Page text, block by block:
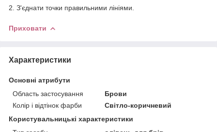
2. З'єднати точки правильними лініями.
Приховати
Характеристики
Основні атрибути
Область застосування
Брови
Колір і відтінок фарби
Світло-коричневий
Користувальницькі характеристики